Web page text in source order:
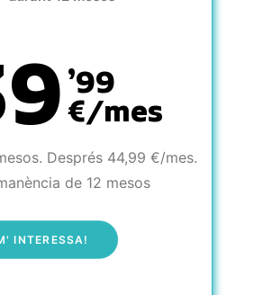
’99
€/mes
Després 44,99 €/mes.
de 12 mesos
INTERESSA!